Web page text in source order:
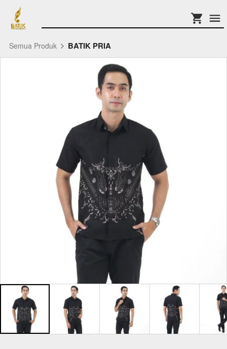
Semua Produk BATIK PRIA